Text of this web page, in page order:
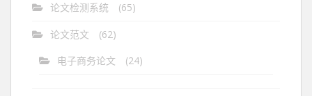
论文检测系统 (65)
论文范文
(62)
电子商务论文
(24)